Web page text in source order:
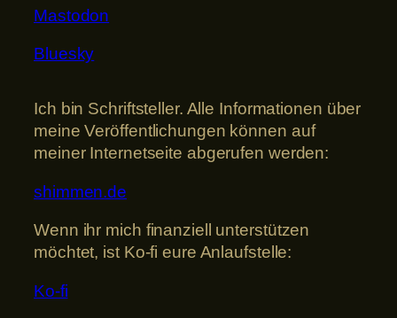
Mastodon
Bluesky
Ich bin Schriftsteller. Alle Informationen über
meine Veröffentlichungen können auf
meiner Internetseite abgerufen werden:
shimmen.de
Wenn ihr mich finanziell unterstützen
möchtet, ist Ko-fi eure Anlaufstelle:
Ko-fi